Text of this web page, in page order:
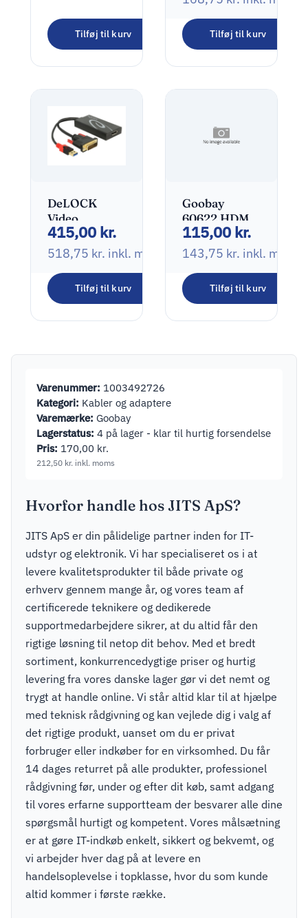
Goobay
59652 Digital
lydkabel Gul
10m
120,00kr.
150,00kr.inkl. moms
Tilføj til kurv Tilføj til kurv
DeLOCK
Video
transformer
415,00 kr.
518,75 kr. inkl. moms
Tilføj til kurv
Goobay
60622 HDMI
-> HDMI 2m
115,00 kr.
143,75 kr. inkl. moms
Tilføj til kurv
Varenummer: 1003492726
Kategori: Kabler og adaptere
Varemærke: Goobay
Lagerstatus: 4 på lager - klar til hurtig forsendelse
Pris: 170,00 kr.
212,50 kr. inkl. moms
Hvorfor handle hos JITS ApS?
JITS ApS er din pålidelige partner inden for IT-
udstyr og elektronik. Vi har specialiseret os i at
levere kvalitetsprodukter til både private og
erhverv gennem mange år, og vores team af
certificerede teknikere og dedikerede
supportmedarbejdere sikrer, at du altid får den
rigtige løsning til netop dit behov. Med et bredt
sortiment, konkurrencedygtige priser og hurtig
levering fra vores danske lager gør vi det nemt og
trygt at handle online. Vi står altid klar til at hjælpe
med teknisk rådgivning og kan vejlede dig i valg af
det rigtige produkt, uanset om du er privat
forbruger eller indkøber for en virksomhed. Du får
14 dages returret på alle produkter, professionel
rådgivning før, under og efter dit køb, samt adgang
til vores erfarne supportteam der besvarer alle dine
spørgsmål hurtigt og kompetent. Vores målsætning
er at gøre IT-indkøb enkelt, sikkert og bekvemt, og
vi arbejder hver dag på at levere en
handelsoplevelse i topklasse, hvor du som kunde
altid kommer i første række.